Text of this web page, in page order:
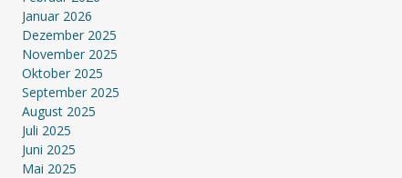
Januar 2026
Dezember 2025
November 2025
Oktober 2025
September 2025
August 2025
Juli 2025
Juni 2025
Mai 2025